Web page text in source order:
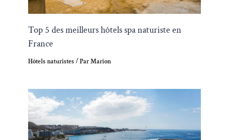
Top 5 des meilleurs hôtels spa naturiste en
France
Hôtels naturistes/ ParMarion